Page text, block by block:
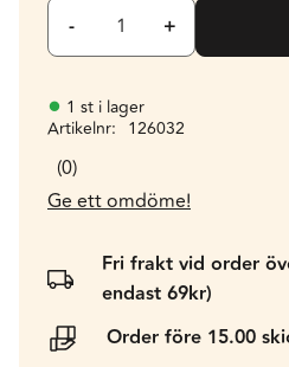
+
-
1 st i lager
Artikelnr
126032
0
Ge ett omdöme!
Fri frakt vid order
endast 69kr)
Order före 15.00